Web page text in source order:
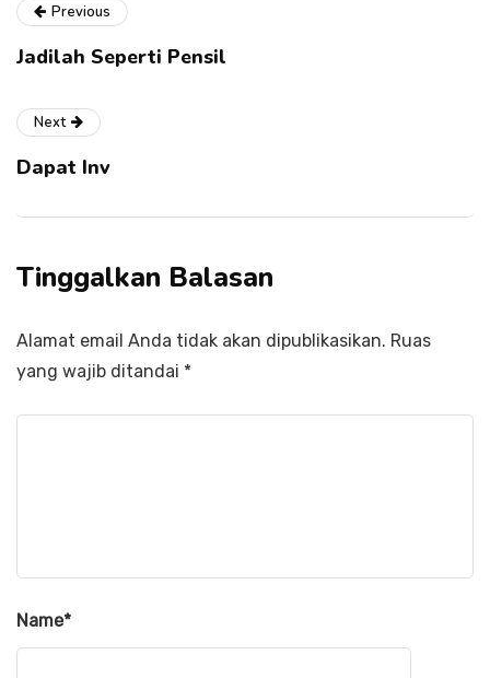
Previous
Jadilah Seperti Pensil
Next
Dapat Inv
Tinggalkan Balasan
Alamat email Anda tidak akan dipublikasikan. Ruas
yang wajib ditandai *
Name*